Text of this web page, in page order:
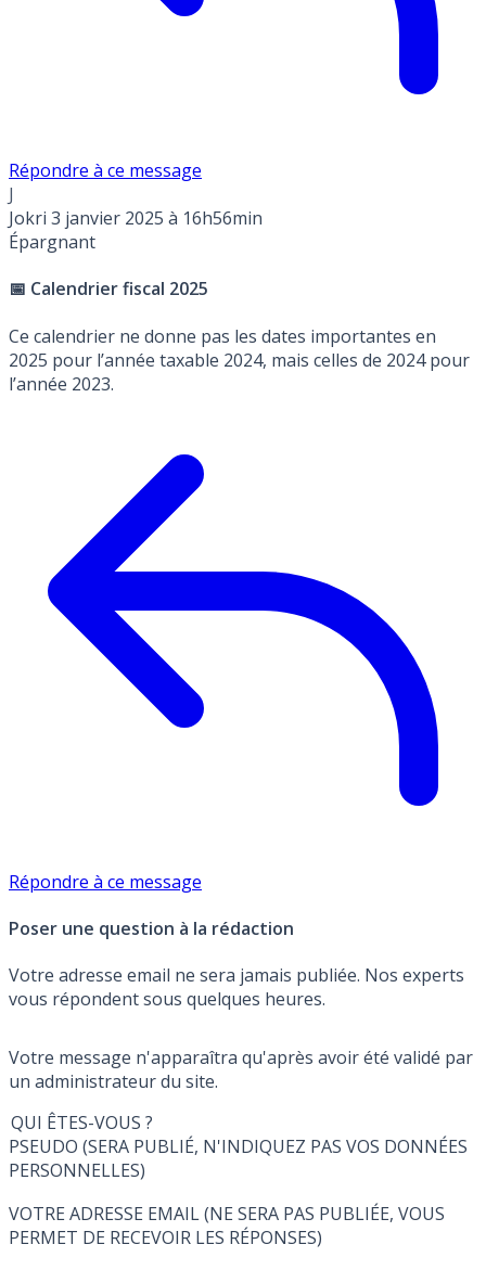
Répondre à ce message
J
Jokri 3 janvier 2025 à 16h56min
Épargnant
📅 Calendrier fiscal 2025
Ce calendrier ne donne pas les dates importantes en
2025 pour l’année taxable 2024, mais celles de 2024 pour
l’année 2023.
Répondre à ce message
Poser une question à la rédaction
Votre adresse email ne sera jamais publiée. Nos experts
vous répondent sous quelques heures.
Votre message n'apparaîtra qu'après avoir été validé par
un administrateur du site.
QUI ÊTES-VOUS ?
PSEUDO (SERA PUBLIÉ, N'INDIQUEZ PAS VOS DONNÉES
PERSONNELLES)
VOTRE ADRESSE EMAIL (NE SERA PAS PUBLIÉE, VOUS
PERMET DE RECEVOIR LES RÉPONSES)